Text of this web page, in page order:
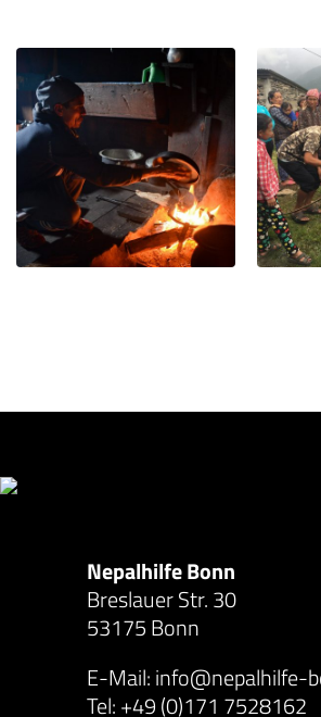
Nepalhilfe Bonn
Breslauer Str. 30
53175 Bonn
E-Mail: info@nepalhilfe-
Tel: +49 (0)171 7528162